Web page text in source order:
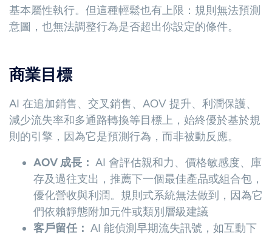
基本屬性執行。但這種輕鬆也有上限：規則無法預測
意圖，也無法調整行為是否超出你設定的條件。
商業目標
AI 在追加銷售、交叉銷售、AOV 提升、利潤保護、
減少流失率和多通路轉換等目標上，始終優於基於規
則的引擎，因為它是預測行為，而非被動反應。
AOV 成長： AI 會評估親和力、價格敏感度、庫
存及過往支出，推薦下一個最佳產品或組合包，
優化營收與利潤。規則式系統無法做到，因為它
們依賴靜態附加元件或類別層級建議
客戶留任： AI 能偵測早期流失訊號，如互動下